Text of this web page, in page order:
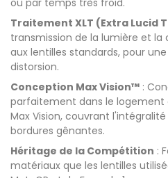
ou par temps très froid.
Traitement XLT (Extra Lucid
transmission de la lumière et
aux lentilles standards, pour
distorsion.
Conception Max Vision™ :
parfaitement dans le logement
Max Vision, couvrant
bordures gênantes.
Héritage de la Compétition :
matériaux que les lentilles